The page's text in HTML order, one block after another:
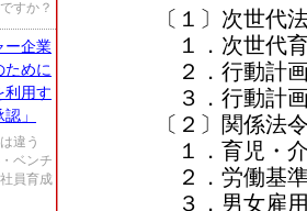
〔１〕次世代法
１．次世代育成
２．行動計画
３．行動計画
〔２〕関係法
１．育児・介
２．労働基準
３．男女雇用機
すか？
ー企業
ために
利用す
」
違う
ベンチ
員育成